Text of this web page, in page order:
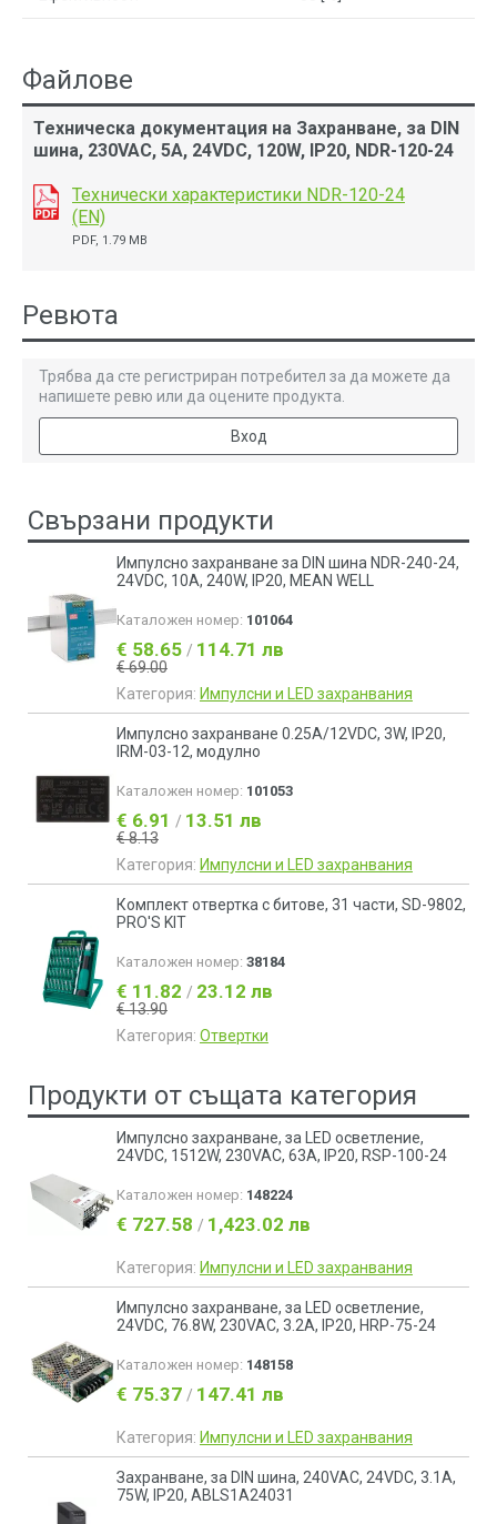
Файлове
Техническа документация на Захранване, за DIN
шина, 230VAC, 5A, 24VDC, 120W, IP20, NDR-120-24
Технически характеристики NDR-120-24
(EN)
PDF, 1.79 MB
Ревюта
Трябва да сте регистриран потребител за да можете да
напишете ревю или да оцените продукта.
Вход
Свързани продукти
Импулсно захранване за DIN шина NDR-240-24,
24VDC, 10A, 240W, IP20, MEAN WELL
Каталожен номер: 101064
€ 58.65 / 114.71 лв
€ 69.00
Категория: Импулсни и LED захранвания
Импулсно захранване 0.25A/12VDC, 3W, IP20,
IRM-03-12, модулно
Каталожен номер: 101053
€ 6.91 / 13.51 лв
€ 8.13
Категория: Импулсни и LED захранвания
Комплект отвертка с битове, 31 части, SD-9802,
PRO'S KIT
Каталожен номер: 38184
€ 11.82 / 23.12 лв
€ 13.90
Категория: Отвертки
Продукти от същата категория
Импулсно захранване, за LED осветление,
24VDC, 1512W, 230VAC, 63A, IP20, RSP-100-24
Каталожен номер: 148224
€ 727.58 / 1,423.02 лв
Категория: Импулсни и LED захранвания
Импулсно захранване, за LED осветление,
24VDC, 76.8W, 230VAC, 3.2A, IP20, HRP-75-24
Каталожен номер: 148158
€ 75.37 / 147.41 лв
Категория: Импулсни и LED захранвания
Захранване, за DIN шина, 240VAC, 24VDC, 3.1A,
75W, IP20, ABLS1A24031